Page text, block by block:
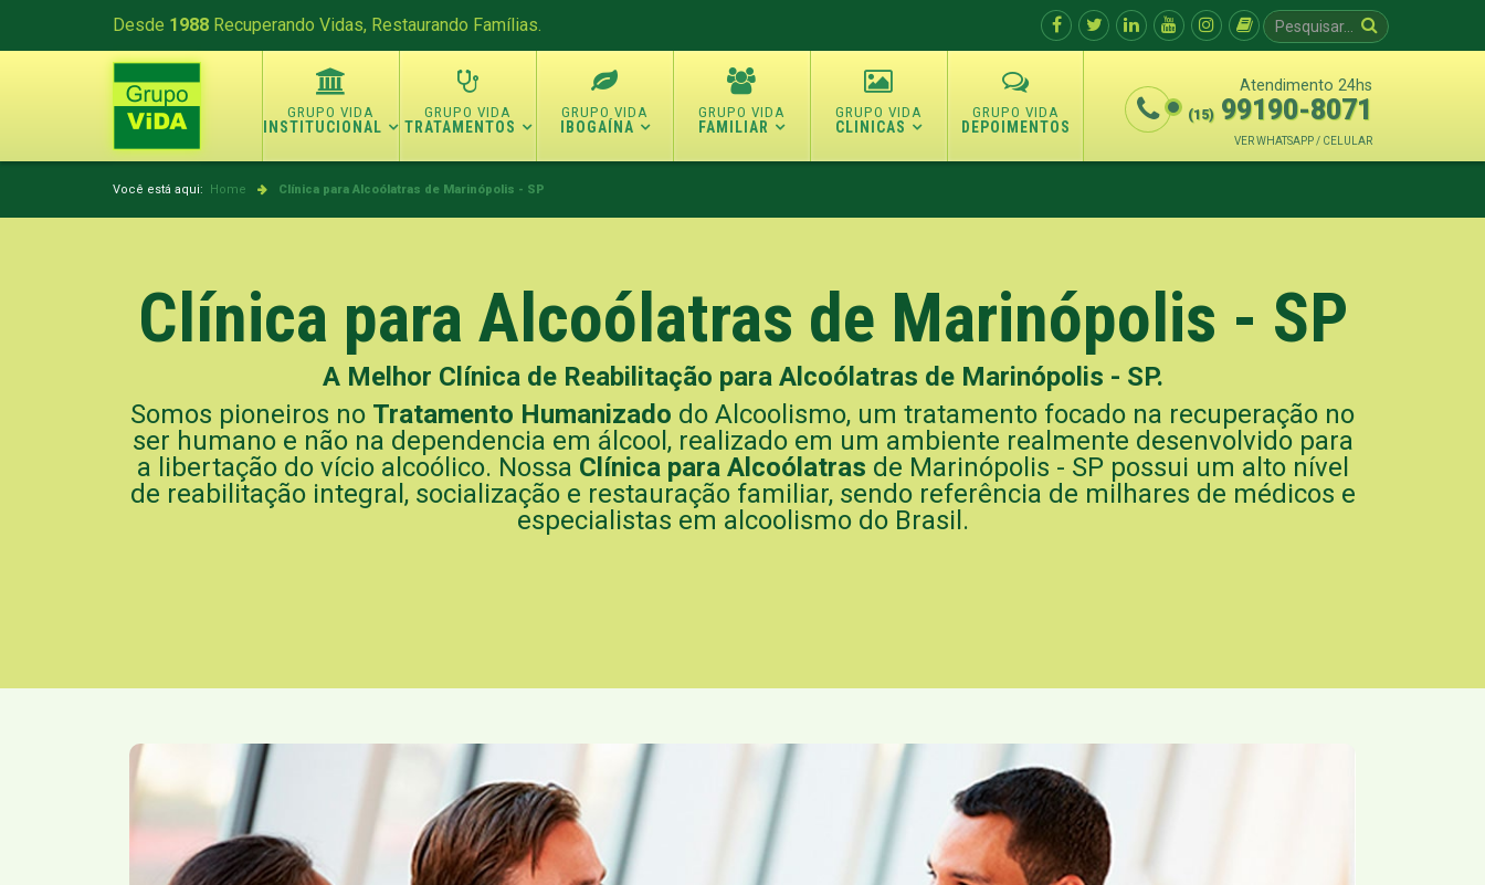
Desde 1988 Recuperando Vidas, Restaurando Famílias.
INSTITUCIONAL TRATAMENTOS IBOGAÍNA FAMILIAR CLINICAS DEPOIMENTOS
Atendimento 24hs
(15) 99190-8071
VER WHATSAPP / CELULAR
Você está aqui: Home Clínica para Alcoólatras de Marinópolis - SP
Clínica para Alcoólatras de Marinópolis - SP
A Melhor Clínica de Reabilitação para Alcoólatras de Marinópolis - SP.
Somos pioneiros no Tratamento Humanizado do Alcoolismo, um tratamento focado na recuperação no
ser humano e não na dependencia em álcool, realizado em um ambiente realmente desenvolvido para
a libertação do vício alcoólico. Nossa Clínica para Alcoólatras de Marinópolis - SP possui um alto nível
de reabilitação integral, socialização e restauração familiar, sendo referência de milhares de médicos e
especialistas em alcoolismo do Brasil.